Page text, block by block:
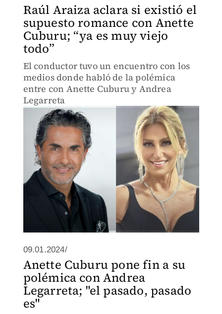
Raúl Araiza aclara si existió el
supuesto romance con Anette
Cuburu; “ya es muy viejo
todo”
El conductor tuvo un encuentro con los
medios donde habló de la polémica
entre con Anette Cuburu y Andrea
Legarreta
09.01.2024/
Anette Cuburu pone fin a su
polémica con Andrea
Legarreta; "el pasado, pasado
es"